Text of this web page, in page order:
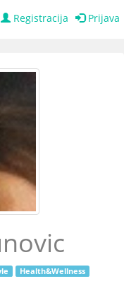
Registracija Prijava
Health&Wellness